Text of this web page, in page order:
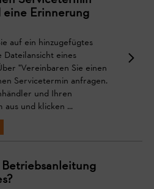
Erinnerung
auf ein hinzugefügtes
Dateilansicht eines
"Vereinbaren Sie einen
Servicetermin anfragen.
und Ihren
und klicken ...